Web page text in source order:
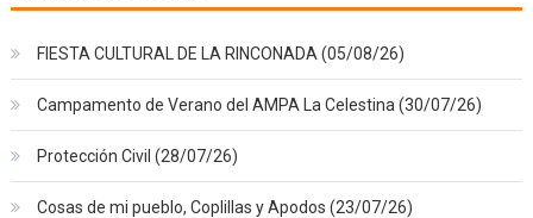
FIESTA CULTURAL DE LA RINCONADA (05/08/26)
Campamento de Verano del AMPA La Celestina (30/07/26)
Protección Civil (28/07/26)
Cosas de mi pueblo, Coplillas y Apodos (23/07/26)